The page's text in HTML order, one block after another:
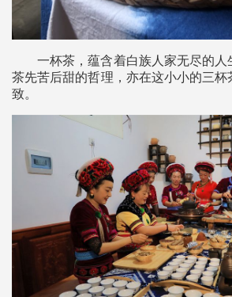
一杯茶，蕴含着白族人家无尽的人
茶先苦后甜的哲理，亦在这小小的三杯
致。